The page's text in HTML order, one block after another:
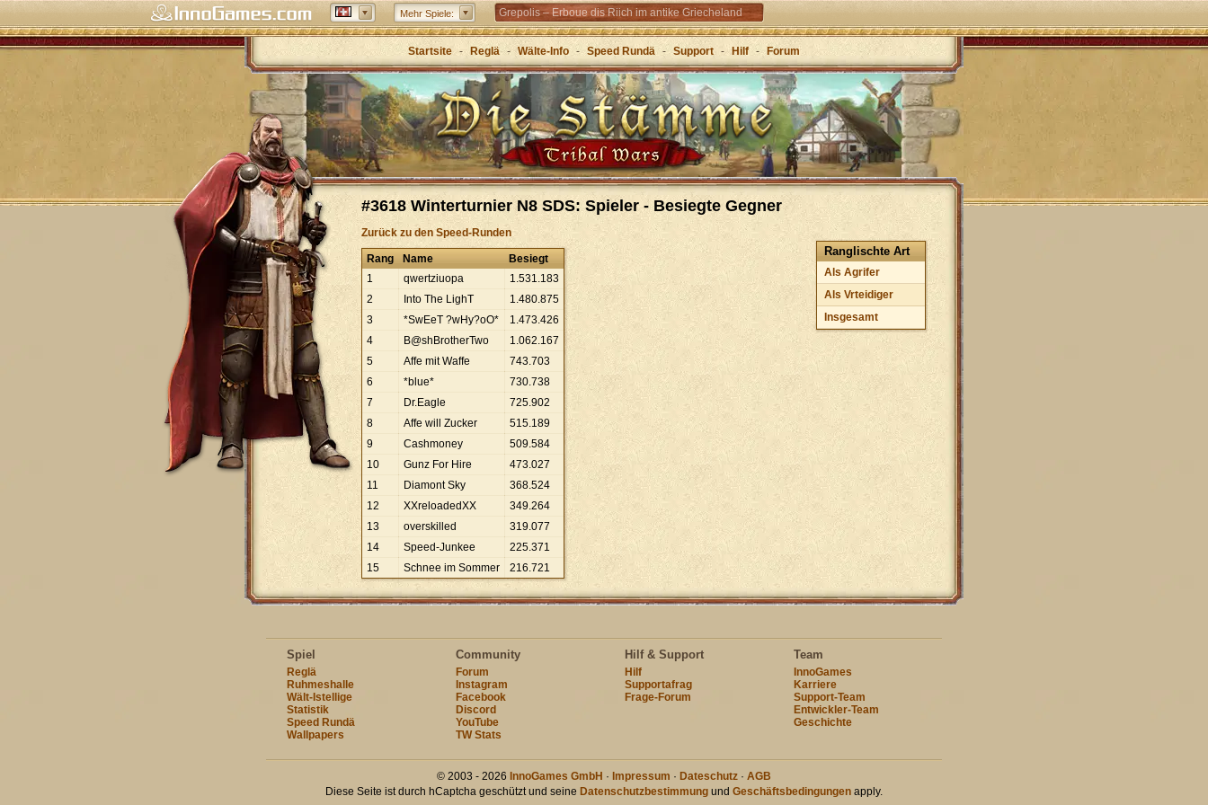
Mehr Spiele: Grepolis – Erboue dis Riich im antike Griecheland
Startsite - Reglä - Wälte-Info - Speed Rundä - Support - Hilf - Forum
#3618 Winterturnier N8 SDS: Spieler - Besiegte Gegner
Zurück zu den Speed-Runden
Ranglischte Art
Als Agrifer
Als Vrteidiger
Insgesamt
Rang Name
Besiegt
1
qwertziuopa 1.531.183
2
Into The LighT 1.480.875
3
*SwEeT ?wHy?oO* 1.473.426
4
B@shBrotherTwo 1.062.167
5
Affe mit Waffe 743.703
6
*blue* 730.738
7
Dr.Eagle 725.902
8
Affe will Zucker 515.189
9
Cashmoney 509.584
10
Gunz For Hire 473.027
11
Diamont Sky 368.524
12
XXreloadedXX 349.264
13
overskilled 319.077
14
Speed-Junkee 225.371
15
Schnee im Sommer 216.721
Spiel
Reglä
Ruhmeshalle
Wält-Istellige
Statistik
Speed Rundä
Wallpapers
Community
Forum
Instagram
Facebook
Discord
YouTube
TW Stats
Hilf & Support
Hilf
Supportafrag
Frage-Forum
Team
InnoGames
Karriere
Support-Team
Entwickler-Team
Geschichte
© 2003 - 2026 InnoGames GmbH · Impressum · Dateschutz · AGB
Diese Seite ist durch hCaptcha geschützt und seine Datenschutzbestimmung und Geschäftsbedingungen apply.